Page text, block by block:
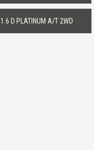
1.6 D PLATINUM A/T 2WD